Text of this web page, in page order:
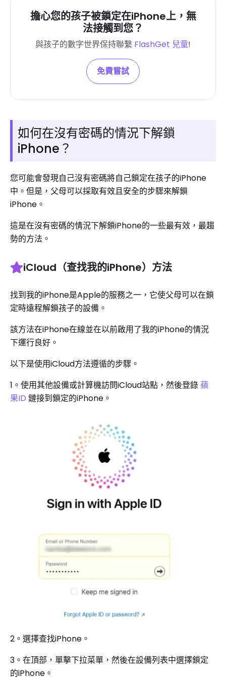
擔心您的孩子被鎖定在iPhone上，無
法接觸到您？
與孩子的數字世界保持聯繫 FlashGet 兒童!
免費嘗試
如何在沒有密碼的情況下解鎖
iPhone？
您可能會發現自己沒有密碼將自己鎖定在孩子的iPhone
中。但是，父母可以採取有效且安全的步驟來解鎖
iPhone。
這是在沒有密碼的情況下解鎖iPhone的一些最有效，最趨
勢的方法。
iCloud（查找我的iPhone）方法
找到我的iPhone是Apple的服務之一，它使父母可以在鎖
定時遠程解鎖孩子的設備。
該方法在iPhone在線並在以前啟用了我的iPhone的情況
下運行良好。
以下是使用iCloud方法遵循的步驟。
1。使用其他設備或計算機訪問iCloud站點，然後登錄蘋
果ID 鏈接到鎖定的iPhone。
2。選擇查找iPhone。
3。在頂部，單擊下拉菜單，然後在設備列表中選擇鎖定
的iPhone。